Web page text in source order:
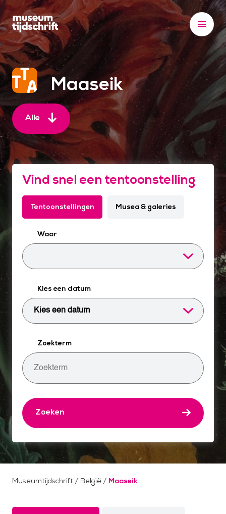
S
k
i
p
t
o
o
n
t
n
t
Maaseik
Alle
Vind snel een tentoonstelling
Tentoonstellingen Musea & galeries
Waar
Kies een datum
Zoekterm
Zoeken
Museumtijdschrift / België / Maaseik